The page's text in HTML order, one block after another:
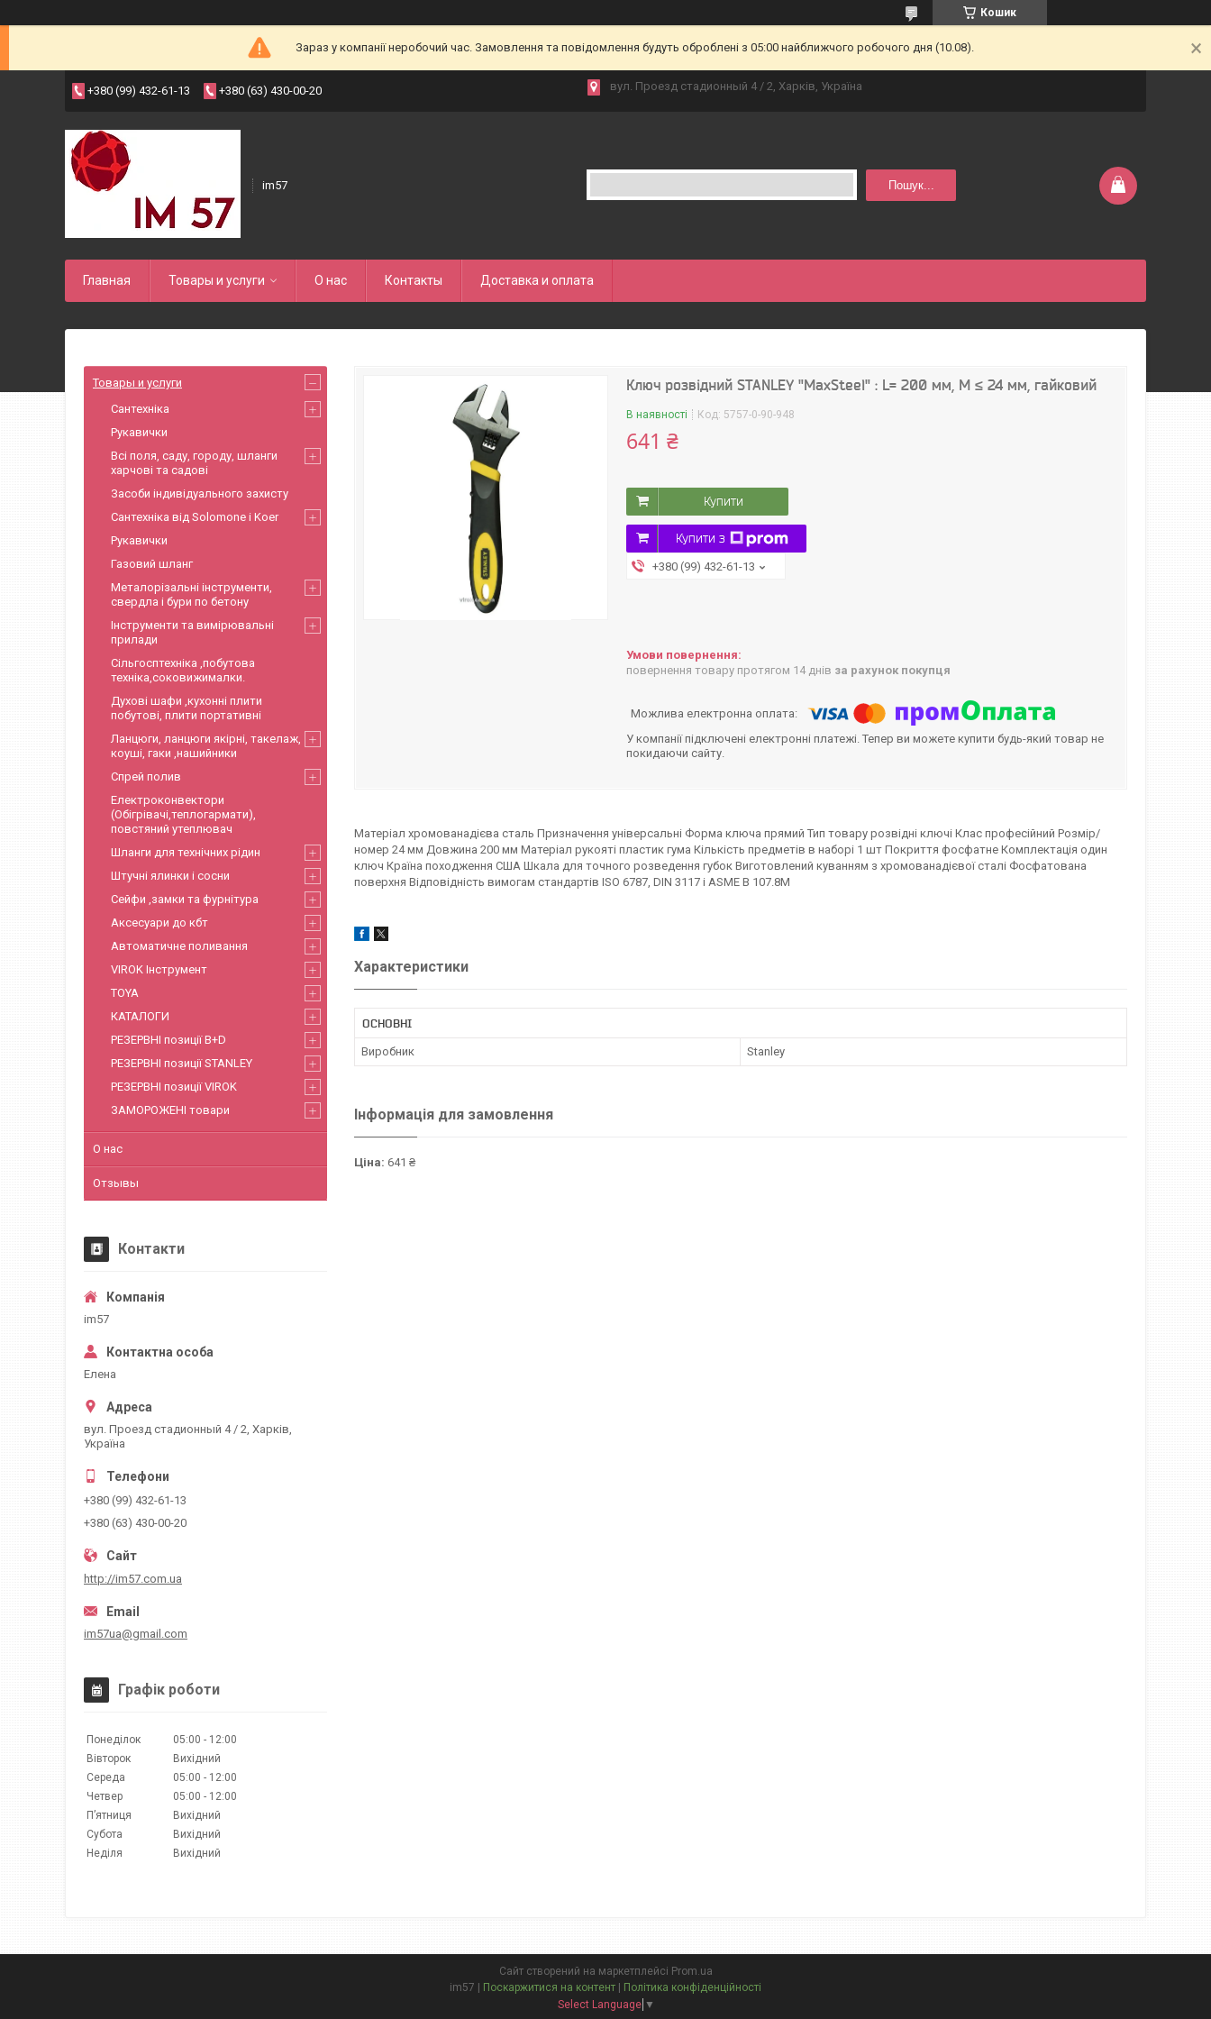
Кошик
Зараз у компанії неробочий час. Замовлення та повідомлення будуть оброблені з 05:00 найближчого робочого дня (10.08).
+380 (99) 432-61-13 +380 (63) 430-00-20 вул. Проезд стадионный 4 / 2, Харків, Україна
im57 Пошук...
Главная Товары и услуги О нас Контакты Доставка и оплата
Ключ розвідний STANLEY "MaxSteel" : L= 200 мм, М ≤ 24 мм, гайковий
В наявності Код: 5757-0-90-948
641 ₴
Купити
Купити з
+380 (99) 432-61-13
повернення товару протягом 14 днів за рахунок покупця
У компанії підключені електронні платежі. Тепер ви можете купити будь-який товар не
покидаючи сайту.
Матеріал хромованадієва сталь Призначення універсальні Форма ключа прямий Тип товару розвідні ключі Клас професійний Розмір/
номер 24 мм Довжина 200 мм Матеріал рукояті пластик гума Кількість предметів в наборі 1 шт Покриття фосфатне Комплектація один
ключ Країна походження США Шкала для точного розведення губок Виготовлений куванням з хромованадієвої сталі Фосфатована
поверхня Відповідність вимогам стандартів ISO 6787, DIN 3117 і ASME B 107.8M
Характеристики
ОСНОВНІ
Виробник Stanley
Інформація для замовлення
Ціна: 641 ₴
Товары и услуги
Сантехніка
Рукавички
Всі поля, саду, городу, шланги
харчові та садові
Засоби індивідуального захисту
Сантехніка від Solomone і Koer
Рукавички
Газовий шланг
Металорізальні інструменти,
свердла і бури по бетону
Інструменти та вимірювальні
прилади
Сільгосптехніка ,побутова
техніка,соковижималки.
Духові шафи ,кухонні плити
побутові, плити портативні
Ланцюги, ланцюги якірні, такелаж,
коуші, гаки ,нашийники
Спрей полив
Електроконвектори
(Обігрівачі,теплогармати),
повстяний утеплювач
Шланги для технічних рідин
Штучні ялинки і сосни
Сейфи ,замки та фурнітура
Аксесуари до кбт
Автоматичне поливання
VIROK Інструмент
TOYA
КАТАЛОГИ
РЕЗЕРВНІ позиції B+D
РЕЗЕРВНІ позиції STANLEY
РЕЗЕРВНІ позиції VIROK
ЗАМОРОЖЕНІ товари
О нас
Отзывы
Контакти
im57
Елена
вул. Проезд стадионный 4 / 2, Харків,
Україна
+380 (99) 432-61-13
+380 (63) 430-00-20
http://im57.com.ua
im57ua@gmail.com
Графік роботи
Понеділок 05:00
12:00
Вівторок
Вихідний
Середа
05:00
12:00
Четвер
05:00
12:00
Пʼятниця
Вихідний
Субота
Вихідний
Неділя
Вихідний
Сайт створений на маркетплейсі Prom.ua
Поскаржитися на контент
Політика конфіденційності
Select Language ▼